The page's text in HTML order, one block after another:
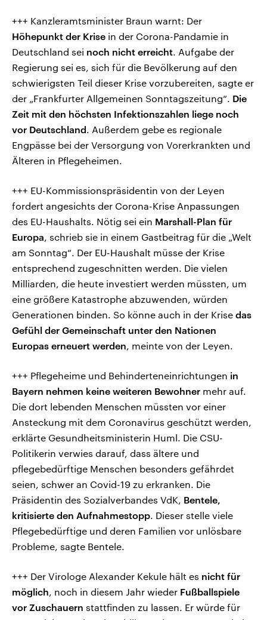
+++ Kanzleramtsminister Braun warnt: Der
Höhepunkt der Krise in der Corona-Pandamie in
Deutschland sei noch nicht erreicht. Aufgabe der
Regierung sei es, sich für die Bevölkerung auf den
schwierigsten Teil dieser Krise vorzubereiten, sagte er
der „Frankfurter Allgemeinen Sonntagszeitung“. Die
Zeit mit den höchsten Infektionszahlen liege noch
vor Deutschland. Außerdem gebe es regionale
Engpässe bei der Versorgung von Vorerkrankten und
Älteren in Pflegeheimen.
+++ EU-Kommissionspräsidentin von der Leyen
fordert angesichts der Corona-Krise Anpassungen
des EU-Haushalts. Nötig sei ein Marshall-Plan für
Europa, schrieb sie in einem Gastbeitrag für die „Welt
am Sonntag“. Der EU-Haushalt müsse der Krise
entsprechend zugeschnitten werden. Die vielen
Milliarden, die heute investiert werden müssten, um
eine größere Katastrophe abzuwenden, würden
Generationen binden. So könne auch in der Krise das
Gefühl der Gemeinschaft unter den Nationen
Europas erneuert werden, meinte von der Leyen.
+++ Pflegeheime und Behinderteneinrichtungen in
Bayern nehmen keine weiteren Bewohner mehr auf.
Die dort lebenden Menschen müssten vor einer
Ansteckung mit dem Coronavirus geschützt werden,
erklärte Gesundheitsministerin Huml. Die CSU-
Politikerin verwies darauf, dass ältere und
pflegebedürftige Menschen besonders gefährdet
seien, schwer an Covid-19 zu erkranken. Die
Präsidentin des Sozialverbandes VdK, Bentele,
kritisierte den Aufnahmestopp. Dieser stelle viele
Pflegebedürftige und deren Familien vor unlösbare
Probleme, sagte Bentele.
+++ Der Virologe Alexander Kekule hält es nicht für
möglich, noch in diesem Jahr wieder Fußballspiele
vor Zuschauern stattfinden zu lassen. Er würde für